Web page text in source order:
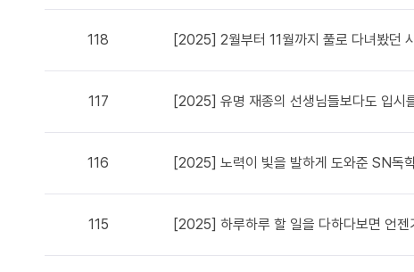
118 [2025] 2월부터 11월까지 풀로 다녀봤던
117 [2025] 유명 재종의 선생님들보다도 입시
116 [2025] 노력이 빛을 발하게 도와준 SN독
115 [2025] 하루하루 할 일을 다하다보면 언젠